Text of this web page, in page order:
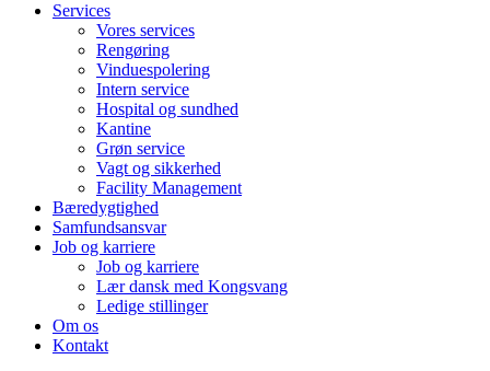
Services
Vores services
Rengøring
Vinduespolering
Intern service
Hospital og sundhed
Kantine
Grøn service
Vagt og sikkerhed
Facility Management
Bæredygtighed
Samfundsansvar
Job og karriere
Job og karriere
Lær dansk med Kongsvang
Ledige stillinger
Om os
Kontakt